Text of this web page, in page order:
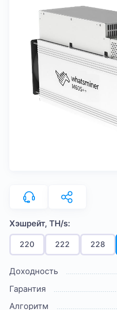
Хэшрейт, TH/s:
220 222 228
Доходность
Гарантия
Алгоритм